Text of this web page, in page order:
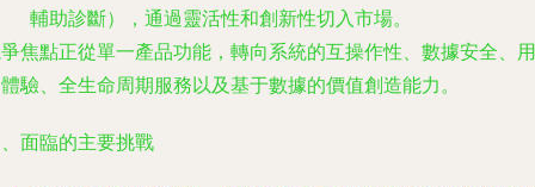
輔助診斷），通過靈活性和創新性切入市場。
焦點正從單一產品功能，轉向系統的互操作性、數據安全、用
驗、全生命周期服務以及基于數據的價值創造能力。
面臨的主要挑戰